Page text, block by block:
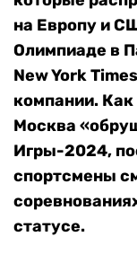
на Европу и
Олимпиаде в
New York
компании.
Москва
Игры-2024,
спортсмены
статусе.